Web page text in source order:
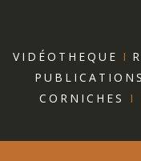
VIDÉOTHEQUE I
CORNICHES I